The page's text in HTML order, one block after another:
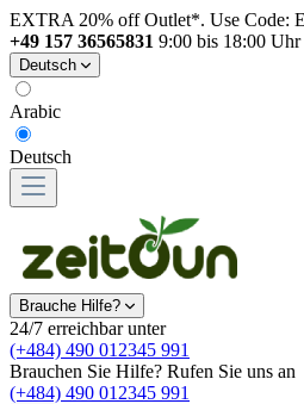
EXTRA 20% off Outlet*. Use Code:
+49 157 36565831 9:00 bis 18:00 Uhr
Deutsch
Arabic
Deutsch
Brauche Hilfe?
24/7 erreichbar unter
(+484) 490 012345 991
Brauchen Sie Hilfe? Rufen Sie uns an
(+484) 490 012345 991